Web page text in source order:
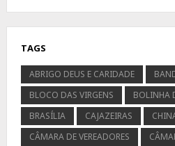
TAGS
ABRIGO DEUS E CARIDADE
BLOCO DAS VIRGENS
BOLINHA
BRASÍLIA
CAJAZEIRAS
CÂMARA DE VEREADORES